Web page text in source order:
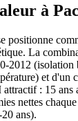
à
positionne
La
2012 (isolation
et d'un
: 15 ans
nettes
ans).